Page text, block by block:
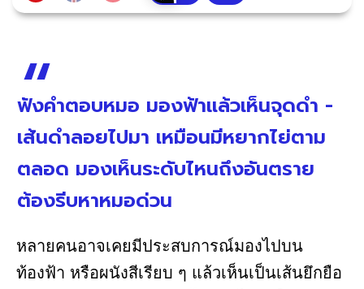
ฟังคำตอบหมอ มองฟ้าแล้วเห็นจุดดำ -
เส้นดำลอยไปมา เหมือนมีหยากไย่ตาม
ตลอด มองเห็นระดับไหนถึงอันตราย
ต้องรีบหาหมอด่วน
หลายคนอาจเคยมีประสบการณ์มองไปบน
ท้องฟ้า หรือผนังสีเรียบ ๆ แล้วเห็นเป็นเส้นยึกยือ